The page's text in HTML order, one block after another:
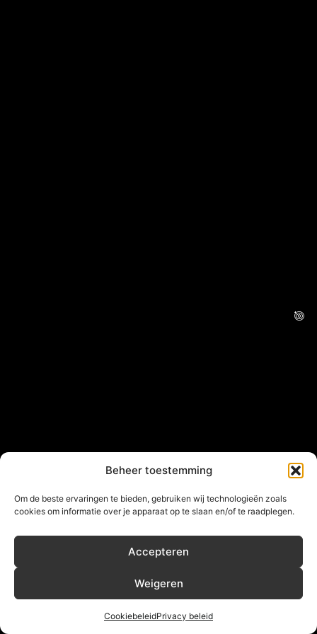
Beheer toestemming
Om de beste ervaringen te bieden, gebruiken wij technologieën zoals
cookies om informatie over je apparaat op te slaan en/of te raadplegen.
Accepteren
Weigeren
CookiebeleidPrivacy beleid